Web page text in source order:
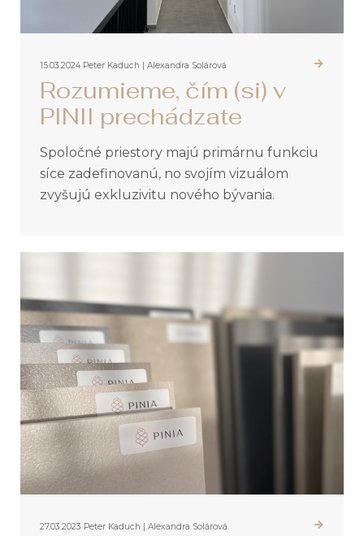
15.03.2024 Peter Kaduch | Alexandra Solárová
Rozumieme, čím (si) v
PINII prechádzate
Spoločné priestory majú primárnu funkciu
síce zadefinovanú, no svojím vizuálom
zvyšujú exkluzivitu nového bývania.
27.03.2023 Peter Kaduch | Alexandra Solárová